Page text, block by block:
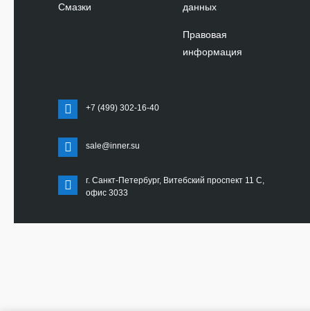
Смазки
данных
Правовая
информация
+7 (499) 302-16-40
sale@inner.su
г. Санкт-Петербург, Витебский проспект 11 С,
офис 3033